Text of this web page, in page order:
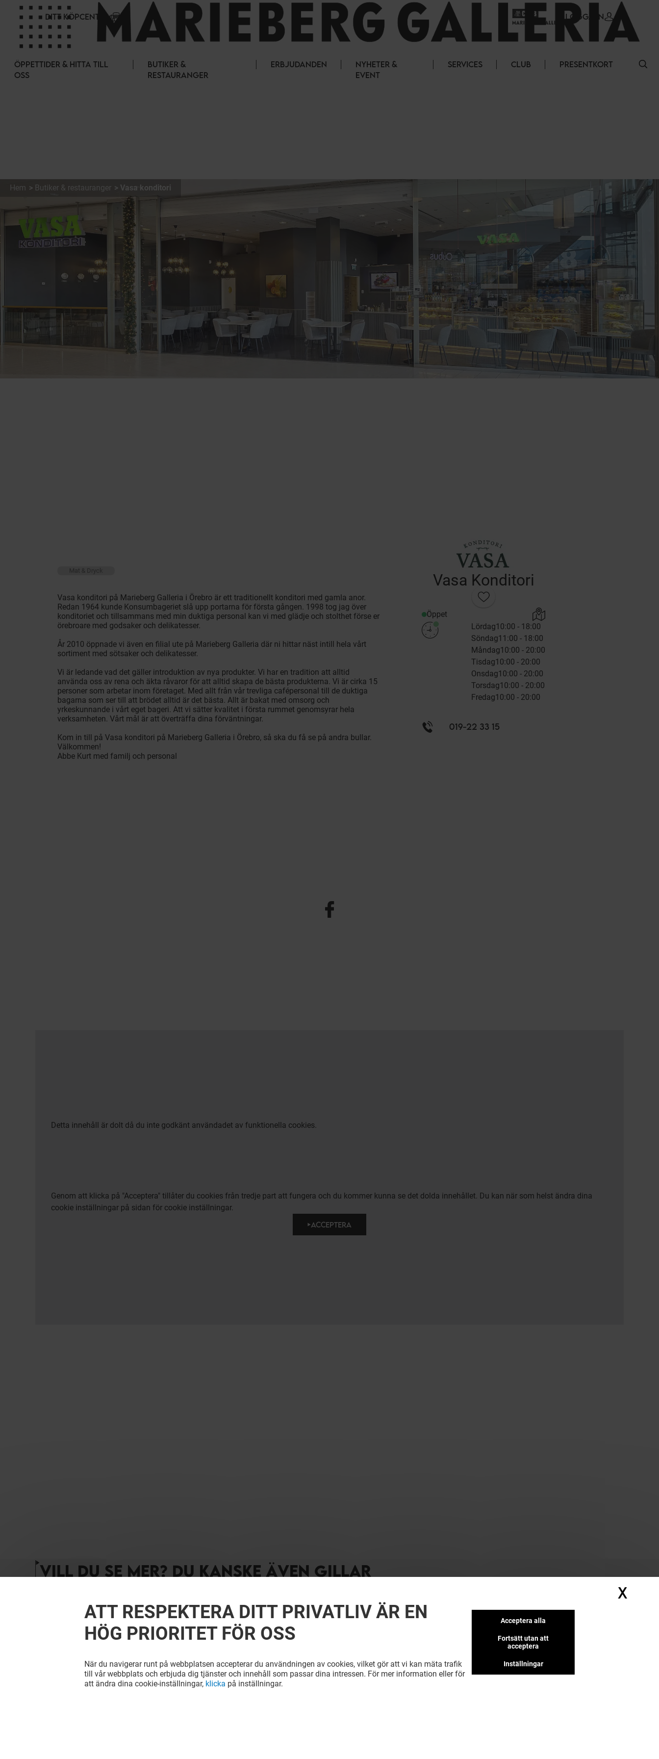
DITT KÖPCENTER LOGGA IN
ÖPPETTIDER & HITTA TILL
OSS
BUTIKER &
RESTAURANGER
ERBJUDANDEN
NYHETER &
EVENT
SERVICES CLUB PRESENTKORT
Hem Butiker & restauranger Vasa konditori
Vasa Konditori
Öppet
Lördag10:00 - 18:00
Söndag11:00 - 18:00
Måndag10:00 - 20:00
Tisdag10:00 - 20:00
Onsdag10:00 - 20:00
Torsdag10:00 - 20:00
Fredag10:00 - 20:00
019-22 33 15
Mat & Dryck
Vasa konditori på Marieberg Galleria i Örebro är ett traditionellt konditori med gamla anor.
Redan 1964 kunde Konsumbageriet slå upp portarna för första gången. 1998 tog jag över
konditoriet och tillsammans med min duktiga personal kan vi med glädje och stolthet förse er
örebroare med godsaker och delikatesser.
År 2010 öppnade vi även en filial ute på Marieberg Galleria där ni hittar näst intill hela vårt
sortiment med sötsaker och delikatesser.
Vi är ledande vad det gäller introduktion av nya produkter. Vi har en tradition att alltid
använda oss av rena och äkta råvaror för att alltid skapa de bästa produkterna. Vi är cirka 15
personer som arbetar inom företaget. Med allt från vår trevliga cafépersonal till de duktiga
bagarna som ser till att brödet alltid är det bästa. Allt är bakat med omsorg och
yrkeskunnande i vårt eget bageri. Att vi sätter kvalitet i första rummet genomsyrar hela
verksamheten. Vårt mål är att överträffa dina förväntningar.
Kom in till på Vasa konditori på Marieberg Galleria i Örebro, så ska du få se på andra bullar.
Välkommen!
Abbe Kurt med familj och personal
Detta innehåll är dolt då du inte godkänt användadet av funktionella cookies.
Genom att klicka på "Acceptera" tillåter du cookies från tredje part att fungera och du kommer kunna se det dolda innehållet. Du kan när som helst ändra dina
cookie inställningar på sidan för cookie inställningar.
ACCEPTERA
VILL DU SE MER? DU KANSKE ÄVEN GILLAR
Vi har fler butiker som vi tror
Cookie- hanteringspanel
ATT RESPEKTERA DITT PRIVATLIV ÄR EN
HÖG PRIORITET FÖR OSS
När du navigerar runt på webbplatsen accepterar du användningen av cookies, vilket gör att vi kan mäta trafik
till vår webbplats och erbjuda dig tjänster och innehåll som passar dina intressen. För mer information eller för
att ändra dina cookie-inställningar, klicka på inställningar.
Acceptera alla
Fortsätt utan att
acceptera
Inställningar
X
Dölj